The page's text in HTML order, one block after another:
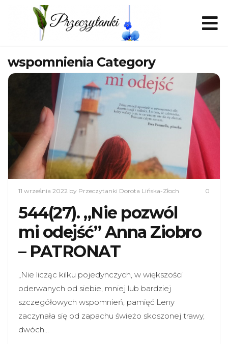
wspomnienia Category
11 września 2022 by Przeczytanki Dorota Lińska-Złoch 0
544(27). „Nie pozwól
mi odejść” Anna Ziobro
– PATRONAT
„Nie licząc kilku pojedynczych, w większości
oderwanych od siebie, mniej lub bardziej
szczegółowych wspomnień, pamięć Leny
zaczynała się od zapachu świeżo skoszonej trawy,
dwóch…